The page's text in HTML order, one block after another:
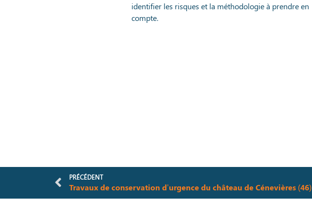
identifier les risques et la méthodologie à prendre en
compte.
PRÉCÉDENT
Travaux de conservation d’urgence du château de Cénevières (46)